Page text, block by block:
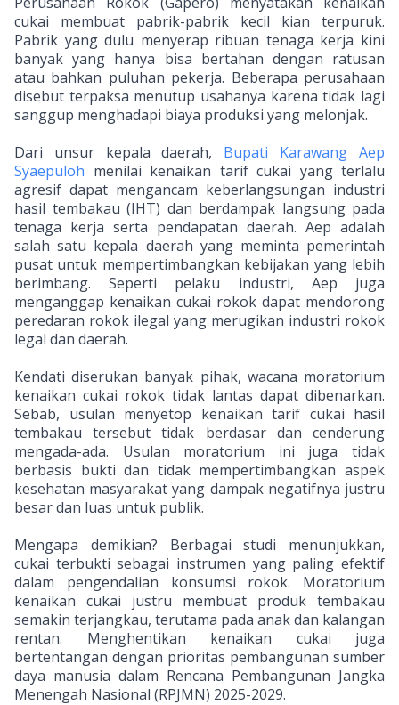
cukai membuat pabrik-pabrik kecil kian terpuruk.
Pabrik yang dulu menyerap ribuan tenaga kerja kini
banyak yang hanya bisa bertahan dengan ratusan
atau bahkan puluhan pekerja. Beberapa perusahaan
disebut terpaksa menutup usahanya karena tidak lagi
sanggup menghadapi biaya produksi yang melonjak.
Dari unsur kepala daerah, Bupati Karawang Aep
Syaepuloh menilai kenaikan tarif cukai yang terlalu
agresif dapat mengancam keberlangsungan industri
hasil tembakau (IHT) dan berdampak langsung pada
tenaga kerja serta pendapatan daerah. Aep adalah
salah satu kepala daerah yang meminta pemerintah
pusat untuk mempertimbangkan kebijakan yang lebih
berimbang. Seperti pelaku industri, Aep juga
menganggap kenaikan cukai rokok dapat mendorong
peredaran rokok ilegal yang merugikan industri rokok
legal dan daerah.
Kendati diserukan banyak pihak, wacana moratorium
kenaikan cukai rokok tidak lantas dapat dibenarkan.
Sebab, usulan menyetop kenaikan tarif cukai hasil
tembakau tersebut tidak berdasar dan cenderung
mengada-ada. Usulan moratorium ini juga tidak
berbasis bukti dan tidak mempertimbangkan aspek
kesehatan masyarakat yang dampak negatifnya justru
besar dan luas untuk publik.
Mengapa demikian? Berbagai studi menunjukkan,
cukai terbukti sebagai instrumen yang paling efektif
dalam pengendalian konsumsi rokok. Moratorium
kenaikan cukai justru membuat produk tembakau
semakin terjangkau, terutama pada anak dan kalangan
rentan. Menghentikan kenaikan cukai juga
bertentangan dengan prioritas pembangunan sumber
daya manusia dalam Rencana Pembangunan Jangka
Menengah Nasional (RPJMN) 2025-2029.